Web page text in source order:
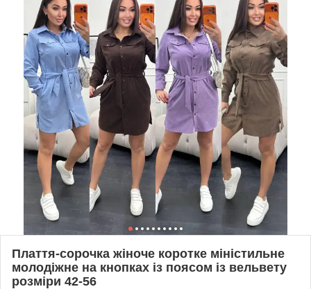
Плаття-сорочка жіноче коротке міністильне
молодіжне на кнопках із поясом із вельвету
розміри 42-56